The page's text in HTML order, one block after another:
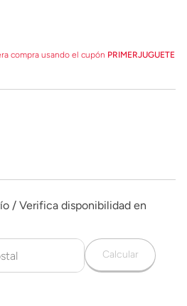
compra usando el cupón PRIMERJUGUETE
Calcular